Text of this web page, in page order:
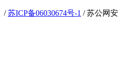
/苏ICP备06030674号-1 / 苏公网安